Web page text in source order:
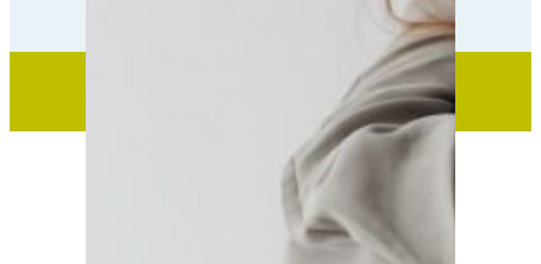
lekinadepresje.pl